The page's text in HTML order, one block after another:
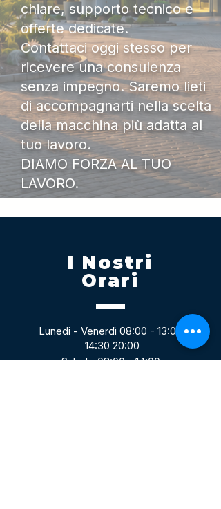
chiare, supporto tecnico e
offerte dedicate.
Contattaci oggi stesso per
ricevere una consulenza
senza impegno. Saremo lieti
di accompagnarti nella scelta
della macchina più adatta al
tuo lavoro.
DIAMO FORZA AL TUO
LAVORO.
I Nostri
Orari
Lunedi - Venerdì 08:00 - 13:00
14:30 20:00
Sabato 08:00 - 14:00